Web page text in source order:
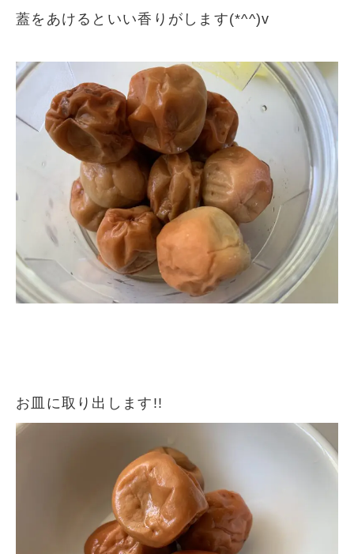
蓋をあけるといい香りがします(*^^)v
お皿に取り出します!!